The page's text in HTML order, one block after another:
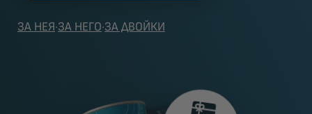
ЗА НЕЯ·ЗА НЕГО·ЗА ДВОЙКИ